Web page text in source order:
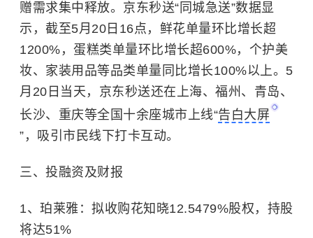
赠需求集中释放。京东秒送“同城急送”数据显
示，截至5月20日16点，鲜花单量环比增长超
1200%，蛋糕类单量环比增长超600%，个护美
妆、家装用品等品类单量同比增长100%以上。5
月20日当天，京东秒送还在上海、福州、青岛、
长沙、重庆等全国十余座城市上线“告白大屏
”，吸引市民线下打卡互动。
三、投融资及财报
1、珀莱雅：拟收购花知晓12.5479%股权，持股
将达51%